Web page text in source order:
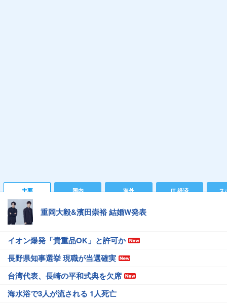
主要 国内 海外 IT 経済 ス
重岡大毅&濱田崇裕 結婚W発表
イオン爆発「貴重品OK」と許可か
長野県知事選挙 現職が当選確実
台湾代表、長崎の平和式典を欠席
海水浴で3人が流される 1人死亡